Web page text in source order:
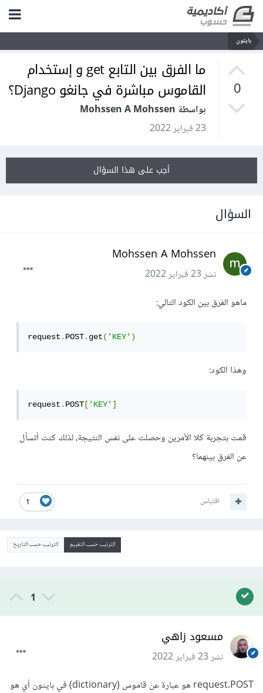
بايثون
0
ما الفرق بين التابع get و إستخدام
القاموس مباشرة في جانغو Django؟
بواسطة Mohssen A Mohssen
23 فبراير 2022
أجب على هذا السؤال
السؤال
Mohssen A Mohssen
نشر23 فبراير 2022
ماهو الفرق بين الكود التالي:
request.POST.get('KEY')
وهذا الكود:
request.POST ['KEY']
قمت بتجربة كلا الأمرين وحصلت على نفس النتيجة، لذلك كنت أتسأل
عن الفرق بينهما؟
1 اقتباس
الترتيب حسب التقييم الترتيب حسب التاريخ
1
مسعود زاهي
نشر23 فبراير 2022
request.POST هو عبارة عن قاموس (dictionary) في بايثون أي هو